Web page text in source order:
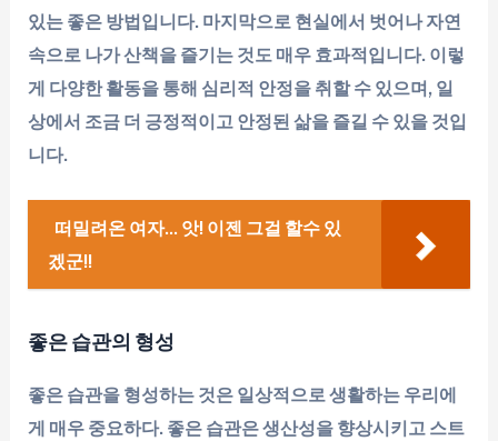
있는 좋은 방법입니다. 마지막으로 현실에서 벗어나 자연
속으로 나가 산책을 즐기는 것도 매우 효과적입니다. 이렇
게 다양한 활동을 통해 심리적 안정을 취할 수 있으며, 일
상에서 조금 더 긍정적이고 안정된 삶을 즐길 수 있을 것입
니다.
떠밀려온 여자... 앗! 이젠 그걸 할수 있
겠군!!
좋은 습관의 형성
좋은 습관을 형성하는 것은 일상적으로 생활하는 우리에
게 매우 중요하다. 좋은 습관은 생산성을 향상시키고 스트